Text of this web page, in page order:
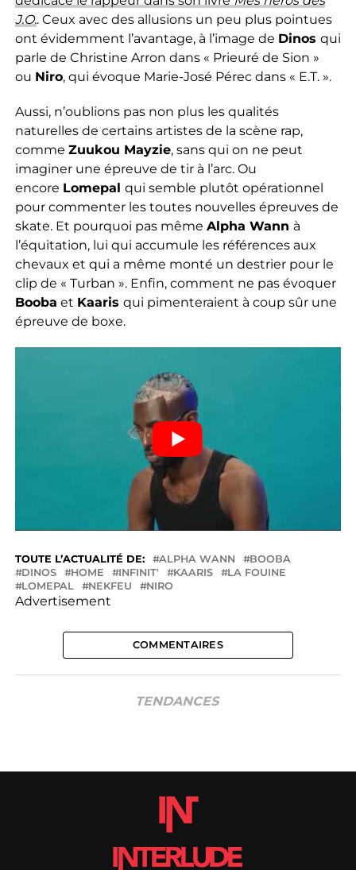
J.O.. Ceux avec des allusions un peu plus pointues
ont évidemment l’avantage, à l’image de Dinos qui
parle de Christine Arron dans « Prieuré de Sion »
ou Niro, qui évoque Marie-José Pérec dans « E.T. ».
Aussi, n’oublions pas non plus les qualités
naturelles de certains artistes de la scène rap,
comme Zuukou Mayzie, sans qui on ne peut
imaginer une épreuve de tir à l’arc. Ou
encore Lomepal qui semble plutôt opérationnel
pour commenter les toutes nouvelles épreuves de
skate. Et pourquoi pas même Alpha Wann à
l’équitation, lui qui accumule les références aux
chevaux et qui a même monté un destrier pour le
clip de « Turban ». Enfin, comment ne pas évoquer
Booba et Kaaris qui pimenteraient à coup sûr une
épreuve de boxe.
TOUTE L’ACTUALITÉ DE: ALPHA WANN
BOOBA
DINOS
HOME INFINIT' KAARIS
LA FOUINE
LOMEPAL
NEKFEU NIRO
Advertisement
COMMENTAIRES
TENDANCES